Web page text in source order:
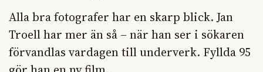
Alla bra fotografer har en skarp blick. Jan
Troell har mer än så – när han ser i sökaren
förvandlas vardagen till underverk. Fyllda 95